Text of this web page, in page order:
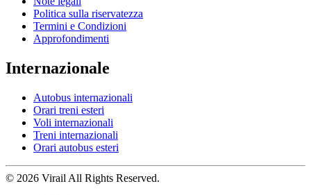
Politica sulla riservatezza
Termini e Condizioni
Approfondimenti
Internazionale
Autobus internazionali
Orari treni esteri
Voli internazionali
Treni internazionali
Orari autobus esteri
© 2026 Virail All Rights Reserved.